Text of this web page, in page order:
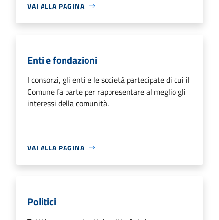
VAI ALLA PAGINA
Enti e fondazioni
I consorzi, gli enti e le società partecipate di cui il
Comune fa parte per rappresentare al meglio gli
interessi della comunità.
VAI ALLA PAGINA
Politici